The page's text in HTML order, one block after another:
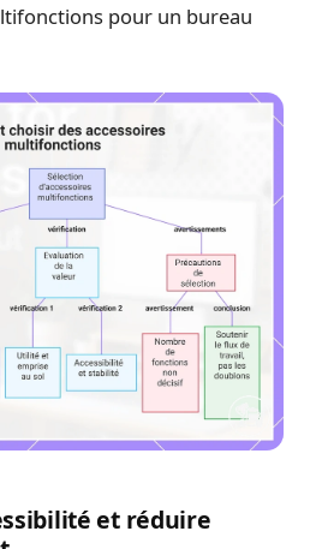
pour un bureau
et réduire